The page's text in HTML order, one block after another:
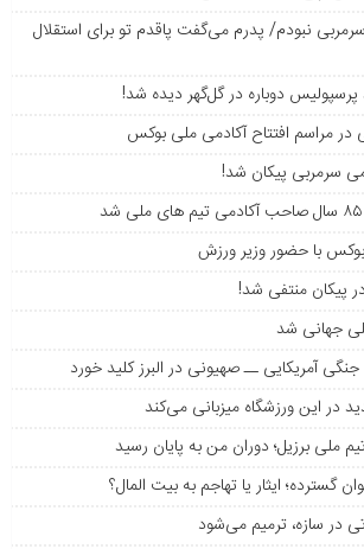
نبودم/ پدرم می‌گفت پاقدم تو برای استقلال
دوباره در گل‌گهر دیده شد!
مراسم افتتاح آکادمی ملی بوکس
سرمربی پیکان شد!
با حضور وزیر ورزش
پیکان منتفی شد!
جهانی شد
آمریکایی ــ صهیونی در البرز کلید خورد
در این ورزشگاه میزبانی می‌کند
ملی برزیل؛ دوران من به پایان رسید
گسترده؛ ایثار یا تهاجم به بیت المال؟